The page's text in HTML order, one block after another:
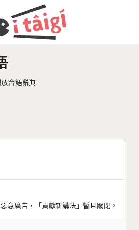
台語辭典
意廣告，「貢獻新講法」暫且關閉。